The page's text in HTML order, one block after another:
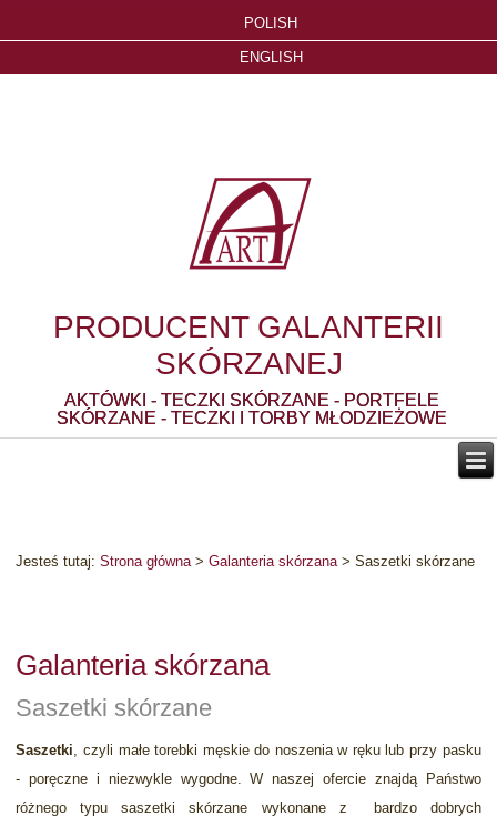
POLISH
ENGLISH
PRODUCENT GALANTERII
SKÓRZANEJ
AKTÓWKI - TECZKI SKÓRZANE - PORTFELE
SKÓRZANE - TECZKI I TORBY MŁODZIEŻOWE
Jesteś tutaj:Strona główna>Galanteria skórzana>Saszetki skórzane
Galanteria skórzana
Saszetki skórzane
Saszetki, czyli małe torebki męskie do noszenia w ręku lub przy pasku
- poręczne i niezwykle wygodne. W naszej ofercie znajdą Państwo
różnego typu saszetki skórzane wykonane z bardzo dobrych